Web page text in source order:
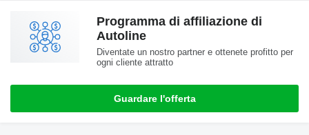
Programma di affiliazione di
Autoline
Diventate un nostro partner e ottenete profitto per
ogni cliente attratto
Guardare l'offerta